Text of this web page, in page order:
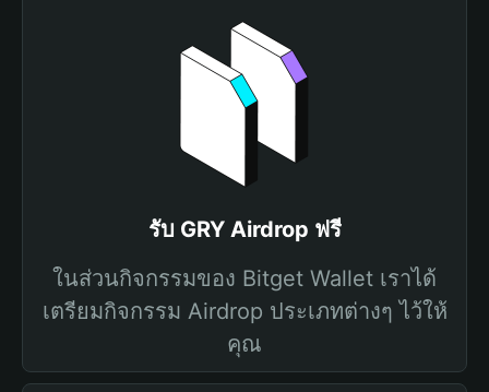
รับ GRY Airdrop ฟรี
ในส่วนกิจกรรมของ Bitget Wallet เราได้
เตรียมกิจกรรม Airdrop ประเภทต่างๆ ไว้ให้
คุณ